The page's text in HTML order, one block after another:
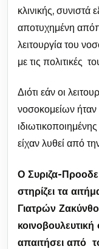
κλινικής, συνιστά
αποτυχημένη
λειτουργία του
με τις πολιτικές
Διότι εάν οι
νοσοκομείων
είχαν λυθεί από
Ο Συριζα-
στηρίζει τα
Γιατρών
απαιτήσει από